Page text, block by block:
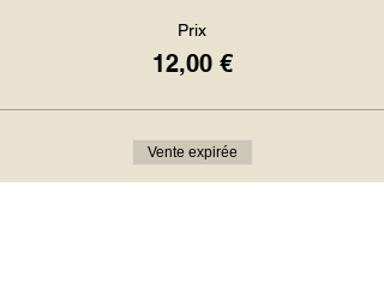
Prix
12,00 €
Vente expirée